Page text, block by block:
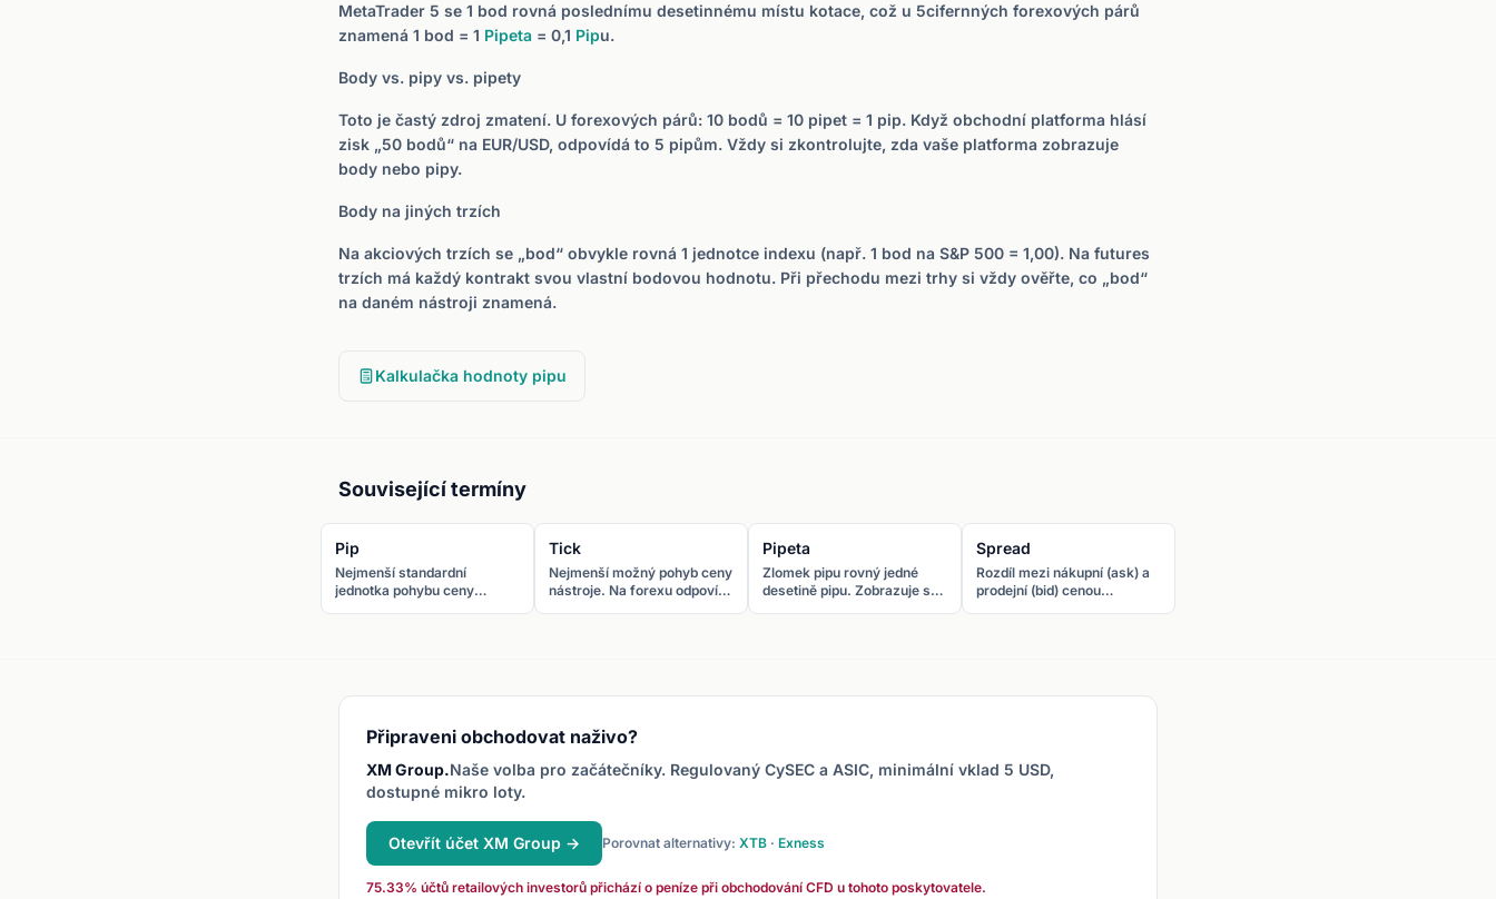
MetaTrader 5 se 1 bod rovná poslednímu desetinnému místu kotace, což u 5cifernných forexových párů
znamená 1 bod = 1 Pipeta = 0,1 Pipu.
Body vs. pipy vs. pipety
Toto je častý zdroj zmatení. U forexových párů: 10 bodů = 10 pipet = 1 pip. Když obchodní platforma hlásí
zisk „50 bodů“ na EUR/USD, odpovídá to 5 pipům. Vždy si zkontrolujte, zda vaše platforma zobrazuje
body nebo pipy.
Body na jiných trzích
Na akciových trzích se „bod“ obvykle rovná 1 jednotce indexu (např. 1 bod na S&P 500 = 1,00). Na futures
trzích má každý kontrakt svou vlastní bodovou hodnotu. Při přechodu mezi trhy si vždy ověřte, co „bod“
na daném nástroji znamená.
Kalkulačka hodnoty pipu
Související termíny
Pip
Nejmenší standardní
jednotka pohybu ceny
Tick
Nejmenší možný pohyb ceny
nástroje. Na forexu odpovídá
Pipeta
Zlomek pipu rovný jedné
desetině pipu. Zobrazuje se
Spread
Rozdíl mezi nákupní (ask) a
prodejní (bid) cenou
Připraveni obchodovat naživo?
XM Group.Naše volba pro začátečníky. Regulovaný CySEC a ASIC, minimální vklad 5 USD,
dostupné mikro loty.
Otevřít účet XM Group → Porovnat alternativy: XTB · Exness
75.33% účtů retailových investorů přichází o peníze při obchodování CFD u tohoto poskytovatele.